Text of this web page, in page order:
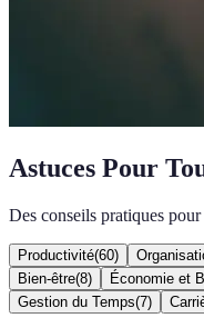
Astuces Pour
Des conseils pratiques
Productivité(60)
Bien-être(8) Économie et
Gestion du Temps(7)